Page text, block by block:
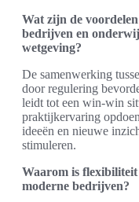
Wat zijn de
bedrijven en
wetgeving?
De samenwerking
door regulering
leidt tot een win-win
praktijkervaring
ideeën en nieuwe
stimuleren.
Waarom is
moderne bedrijven?